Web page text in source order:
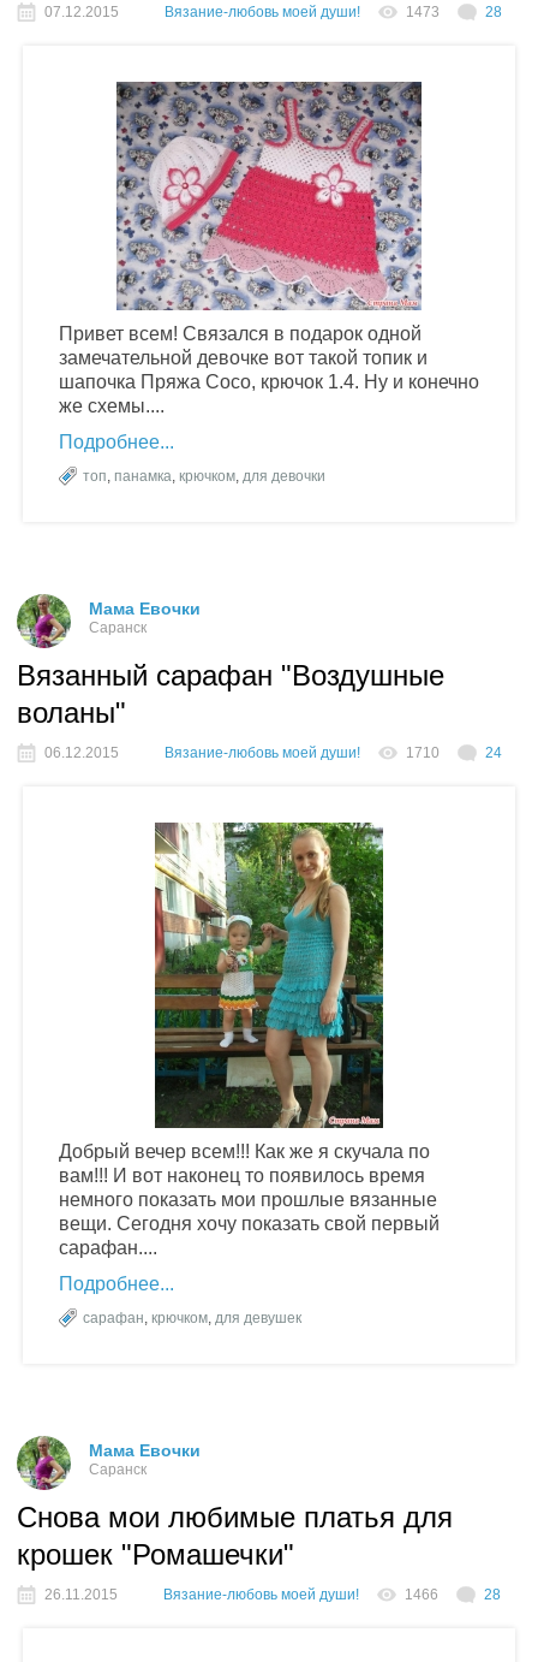
07.12.2015 Вязание-любовь моей души! 1473 28
Привет всем! Связался в подарок одной
замечательной девочке вот такой топик и
шапочка Пряжа Сосо, крючок 1.4. Ну и конечно
же схемы....
Подробнее
топ, панамка, крючком, для девочки
Мама Евочки
Саранск
Вязанный сарафан "Воздушные
воланы"
06.12.2015 Вязание-любовь моей души! 1710 24
Добрый вечер всем!!! Как же я скучала по
вам!!! И вот наконец то появилось время
немного показать мои прошлые вязанные
вещи. Сегодня хочу показать свой первый
сарафан....
Подробнее
сарафан, крючком, для девушек
Мама Евочки
Саранск
Снова мои любимые платья для
крошек "Ромашечки"
26.11.2015 Вязание-любовь моей души! 1466 28